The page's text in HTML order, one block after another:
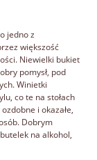
jedno z
większość
Niewielki bukiet
pomysł, pod
Winietki
co te na stołach
i okazałe,
Dobrym
na alkohol,